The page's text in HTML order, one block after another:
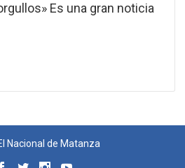
Es una gran noticia
Nacional de Matanza